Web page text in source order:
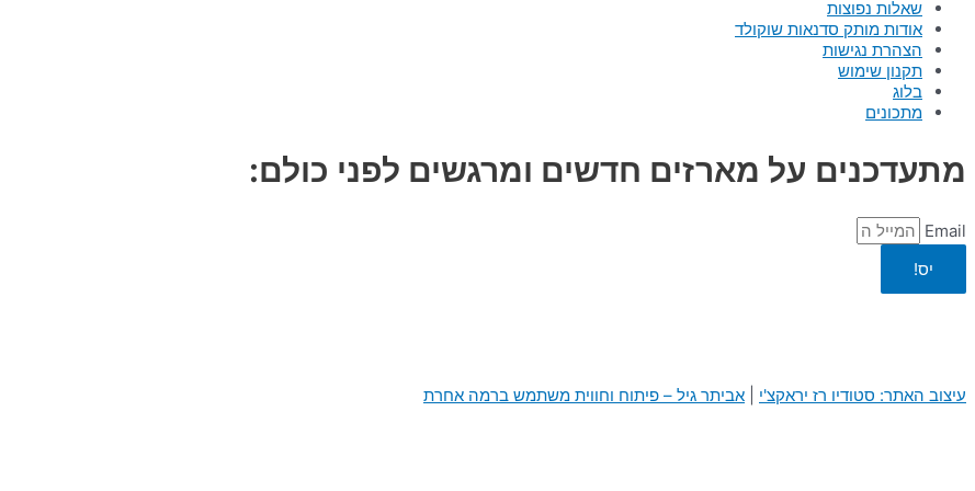
שאלות נפוצות
אודות מותק סדנאות שוקולד
הצהרת נגישות
תקנון שימוש
בלוג
מתכונים
מתעדכנים על מארזים חדשים ומרגשים לפני כולם:
Email
יס!
עיצוב האתר: סטודיו רז יראקצ'י אביתר גיל – פיתוח וחווית משתמש ברמה אחרת